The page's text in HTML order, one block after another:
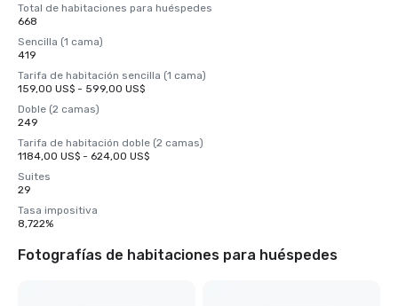
Total de habitaciones para huéspedes
668
Sencilla (1 cama)
419
Tarifa de habitación sencilla (1 cama)
159,00 US$ - 599,00 US$
Doble (2 camas)
249
Tarifa de habitación doble (2 camas)
1184,00 US$ - 624,00 US$
Suites
29
Tasa impositiva
8,722%
Fotografías de habitaciones para huéspedes